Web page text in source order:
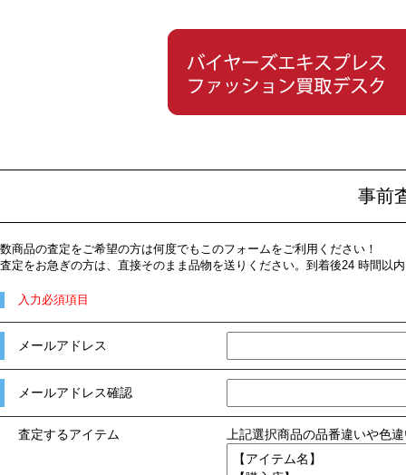
事前
数商品の査定をご希望の方は何度でもこのフォームをご利用ください！
査定をお急ぎの方は、直接そのまま品物を送りください。到着後24 時間以
入力必須項目
メールアドレス
メールアドレス確認
査定するアイテム 上記選択商品の品番違いや色